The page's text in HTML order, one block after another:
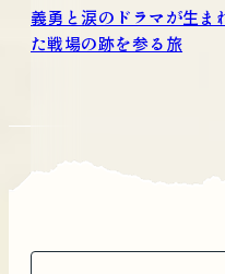
義勇と涙のドラマが生ま
た戦場の跡を参る旅